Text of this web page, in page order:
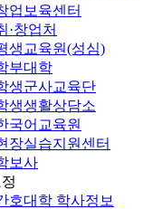
업보육센터
·창업처
생교육원(성심)
부대학
생군사교육단
생생활상담소
국어교육원
장실습지원센터
보사
호대학 학사정보